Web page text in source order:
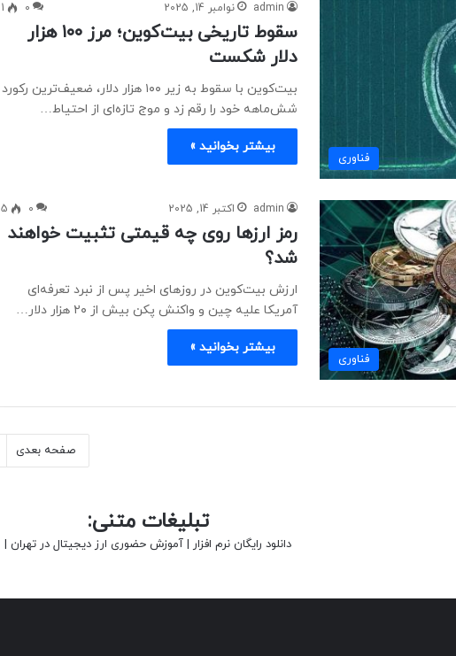
فناوری
admin نوامبر 14, 2025 0
1
سقوط تاریخی بیت‌کوین؛ مرز ۱۰۰ هزار
دلار شکست
بیت‌کوین با سقوط به زیر ۱۰۰ هزار دلار، ضعیف‌ترین رکورد
شش‌ماهه خود را رقم زد و موج تازه‌ای از احتیاط…
بیشتر بخوانید »
فناوری
admin اکتبر 14, 2025 0
5
رمز ارزها روی چه قیمتی تثبیت خواهند
شد؟
ارزش بیت‌کوین در روزهای اخیر پس از نبرد تعرفه‌ای
آمریکا علیه چین و واکنش پکن بیش از ۲۰ هزار دلار…
بیشتر بخوانید »
صفحه بعدی
تبلیغات متنی:
دانلود رایگان نرم افزار آموزش حضوری ارز دیجیتال در تهران